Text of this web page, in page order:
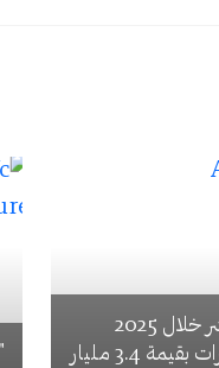
قطر تحقق نموًا في الاستثمار الأجنبي المباشر خلال 2025
بزيادة 52% في المشاريع الجديدة واستثمارات بقيمة 3.4 مليار